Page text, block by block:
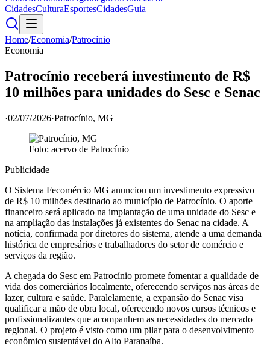
CidadesCulturaEsportesCidadesGuia
Home/Economia/Patrocínio
Economia
Patrocínio receberá investimento de R$
10 milhões para unidades do Sesc e Senac
·02/07/2026·Patrocínio, MG
Foto: acervo de Patrocínio
Publicidade
O Sistema Fecomércio MG anunciou um investimento expressivo
de R$ 10 milhões destinado ao município de Patrocínio. O aporte
financeiro será aplicado na implantação de uma unidade do Sesc e
na ampliação das instalações já existentes do Senac na cidade. A
notícia, confirmada por diretores do sistema, atende a uma demanda
histórica de empresários e trabalhadores do setor de comércio e
serviços da região.
A chegada do Sesc em Patrocínio promete fomentar a qualidade de
vida dos comerciários localmente, oferecendo serviços nas áreas de
lazer, cultura e saúde. Paralelamente, a expansão do Senac visa
qualificar a mão de obra local, oferecendo novos cursos técnicos e
profissionalizantes que acompanhem as necessidades do mercado
regional. O projeto é visto como um pilar para o desenvolvimento
econômico sustentável do Alto Paranaíba.